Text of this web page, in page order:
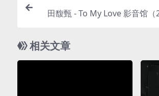
田馥甄 - To My Love 影音馆（
相关文章